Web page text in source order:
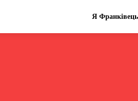
Я Франківець